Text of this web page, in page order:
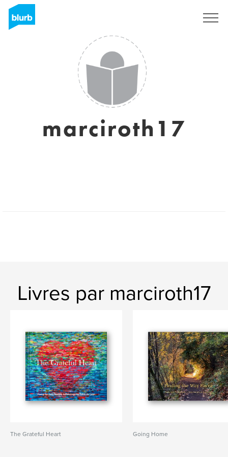
marciroth17
Livres par marciroth17
The Grateful Heart Going Home